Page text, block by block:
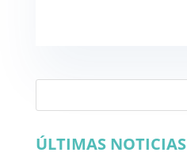
ÚLTIMAS NOTICIAS